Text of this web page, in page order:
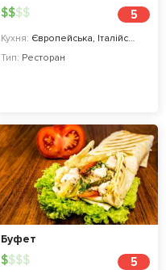
Кухня: Європейська, Італійська
Тип: Ресторан
5
$$$$
Буфет
5
$$$$